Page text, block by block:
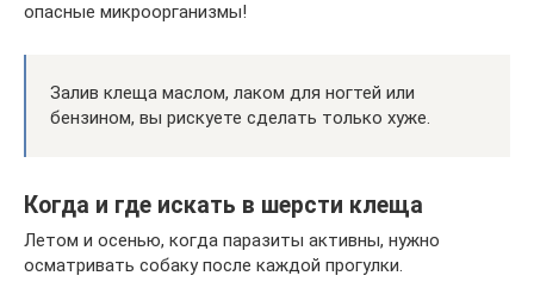
опасные микроорганизмы!
Залив клеща маслом, лаком для ногтей или
бензином, вы рискуете сделать только хуже.
Когда и где искать в шерсти клеща
Летом и осенью, когда паразиты активны, нужно
осматривать собаку после каждой прогулки.